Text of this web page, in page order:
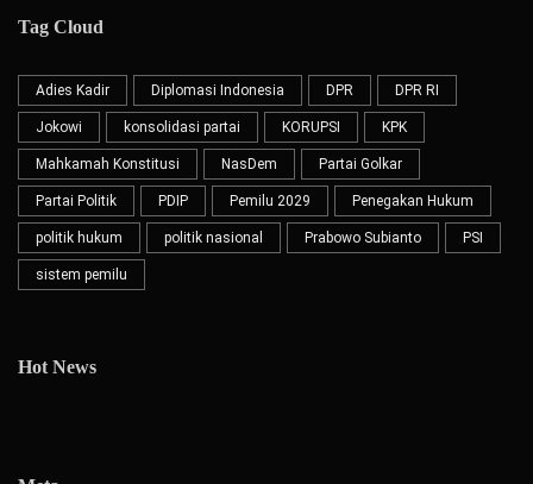
Tag Cloud
Adies Kadir Diplomasi Indonesia DPR DPR RI
Jokowi konsolidasi partai KORUPSI KPK
Mahkamah Konstitusi NasDem Partai Golkar
Partai Politik PDIP Pemilu 2029 Penegakan Hukum
politik hukum politik nasional Prabowo Subianto PSI
sistem pemilu
Hot News